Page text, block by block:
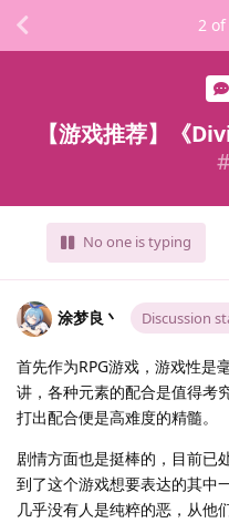
【游戏推荐】《
#
No one is typing
2 of
涂梦良丶 Discussion
首先作为RPG游戏，游戏性是
讲，各种元素的配合是值得考
打出配合便是高难度的精髓。
剧情方面也是挺棒的，目前已
到了这个游戏想要表达的其中
几乎没有人是纯粹的恶，从他